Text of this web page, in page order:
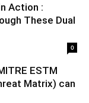
Action :
These Dual
0
ESTM
Matrix) can